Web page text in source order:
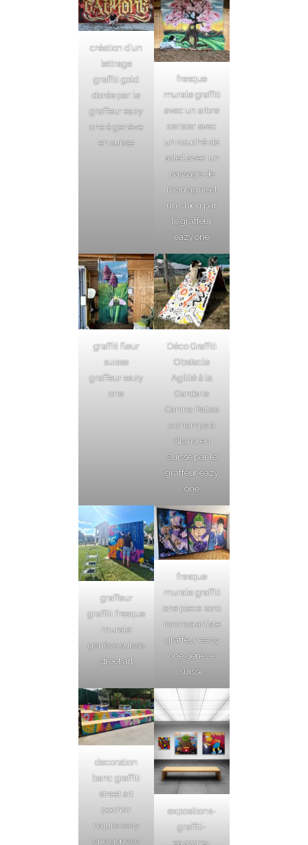
création d’un
lettrage
graffiti gold
dorée par le
graffeur eazy
one à genève
en suisse
fresque
murale graffiti
avec un arbre
cerisier avec
un couché de
soleil avec un
paysage de
montagne et
un chien par
le graffeur
eazy one
graffiti fleur
suisse
graffeur eazy
one
Déco Graffiti
Obstacle
Agilité à la
Garderie
Canine Pattes
o champs à
Gland en
Suisse par le
graffeur eazy
one
graffeur
graffiti fresque
murale
genève suisse
street art
fresque
murale graffiti
one piece zoro
roronoa artiste
graffeur eazy
one genève
suisse
decoration
banc graffiti
street art
pochoir
nature eazy
one geneve
expositions-
graffiti-
eazyone-